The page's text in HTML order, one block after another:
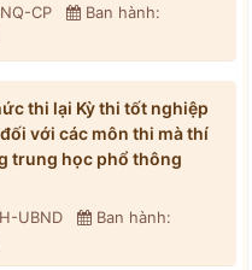
CP
Ban hành:
thi lại Kỳ thi tốt nghiệp
với các môn thi mà thí
trung học phổ thông
UBND
Ban hành: